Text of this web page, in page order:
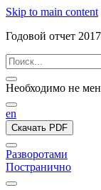
Skip to main content
Годовой отчет 2017
Необходимо не
en
Скачать PDF
Разворотами
Постранично